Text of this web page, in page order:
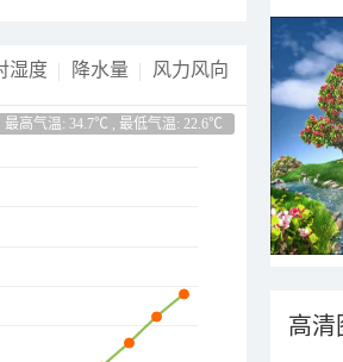
湿度 降水量 风力风向
最高气温: 34.7℃ , 最低气温: 22.6℃
高清